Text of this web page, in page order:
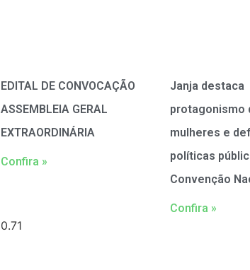
EDITAL DE CONVOCAÇÃO
ASSEMBLEIA GERAL
EXTRAORDINÁRIA
Confira »
Janja destaca
protagonismo
mulheres e
políticas
Convenção
Confira »